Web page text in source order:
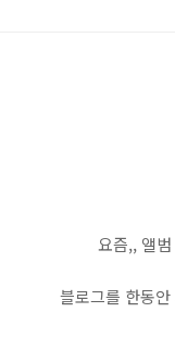
요즘,, 앨
블로그를 한동